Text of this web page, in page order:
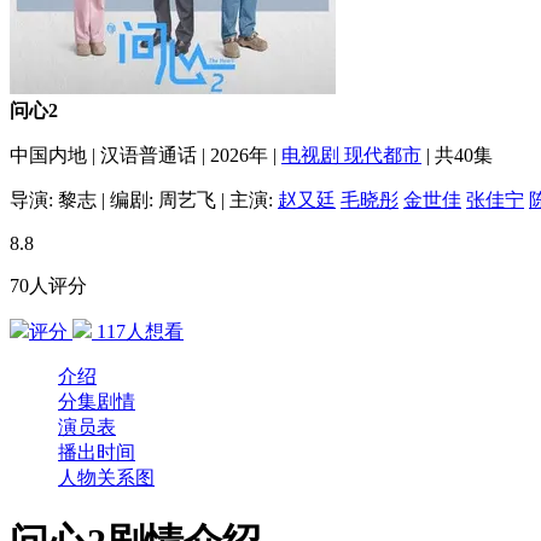
问心2
中国内地 | 汉语普通话 | 2026年 | 电视剧 现代都市 | 共40集
导演: 黎志 | 编剧: 周艺飞 | 主演: 赵又廷 毛晓彤 金世佳 张佳宁
8.8
70人评分
评分 117人想看
介绍
分集剧情
演员表
播出时间
人物关系图